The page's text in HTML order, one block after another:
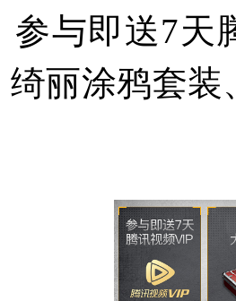
参与即送7天
绮丽涂鸦套装